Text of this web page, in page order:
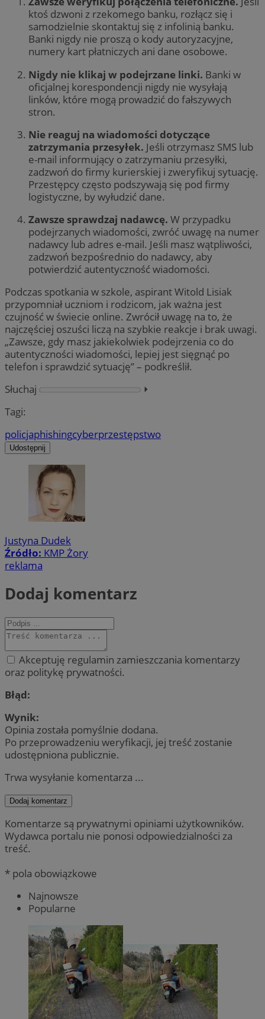
ktoś dzwoni z rzekomego banku, rozłącz się i
samodzielnie skontaktuj się z infolinią banku.
Banki nigdy nie proszą o kody autoryzacyjne,
numery kart płatniczych ani dane osobowe.
Nigdy nie klikaj w podejrzane linki. Banki w
oficjalnej korespondencji nigdy nie wysyłają
linków, które mogą prowadzić do fałszywych
stron.
Nie reaguj na wiadomości dotyczące
zatrzymania przesyłek. Jeśli otrzymasz SMS lub
e-mail informujący o zatrzymaniu przesyłki,
zadzwoń do firmy kurierskiej i zweryfikuj sytuację.
Przestępcy często podszywają się pod firmy
logistyczne, by wyłudzić dane.
Zawsze sprawdzaj nadawcę. W przypadku
podejrzanych wiadomości, zwróć uwagę na numer
nadawcy lub adres e-mail. Jeśli masz wątpliwości,
zadzwoń bezpośrednio do nadawcy, aby
potwierdzić autentyczność wiadomości.
Podczas spotkania w szkole, aspirant Witold Lisiak
przypomniał uczniom i rodzicom, jak ważna jest
czujność w świecie online. Zwrócił uwagę na to, że
najczęściej oszuści liczą na szybkie reakcje i brak uwagi.
„Zawsze, gdy masz jakiekolwiek podejrzenia co do
autentyczności wiadomości, lepiej jest sięgnąć po
telefon i sprawdzić sytuację” – podkreślił.
Słuchaj
⏵︎
Tagi:
policjaphishingcyberprzestępstwo
Udostępnij
Justyna Dudek
Źródło: KMP Żory
reklama
Dodaj komentarz
Akceptuję regulamin zamieszczania komentarzy
oraz politykę prywatności.
Błąd:
Wynik:
Opinia została pomyślnie dodana.
Po przeprowadzeniu weryfikacji, jej treść zostanie
udostępniona publicznie.
Trwa wysyłanie komentarza ...
Dodaj komentarz
Komentarze są prywatnymi opiniami użytkowników.
Wydawca portalu nie ponosi odpowiedzialności za
treść.
* pola obowiązkowe
Najnowsze
Popularne